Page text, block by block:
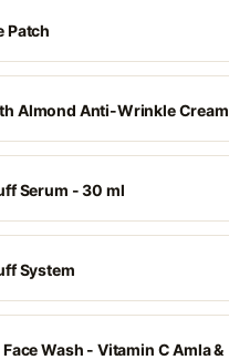
Patch
Almond Anti-Wrinkle Cream
Serum - 30 ml
System
Wash - Vitamin C Amla &